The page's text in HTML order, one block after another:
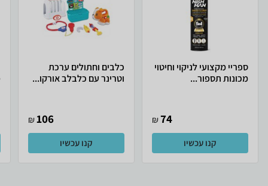
ספריי מקצועי לניקוי וחיטוי
מכונות תספור...
74
₪
קנו עכשיו
כלבים וחתולים ערכת
וטרינר עם כלבלב אורקו...
106
₪
קנו עכשיו